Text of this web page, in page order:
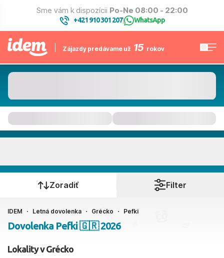
Sme vám k dispozícii Po-Ne 08:00 - 22:00
+421 910 301 207| WhatsApp
Zájazdy predávame už 15 rokov
Kedy cestujete?
Ako cestujete?
2 dospelí, 0 deti
Zoradiť Filter
IDEM Letná dovolenka Grécko Pefki
Dovolenka Pefki 🇬🇷 2026
Lokality v Grécko